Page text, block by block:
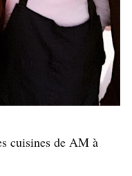
cuisines de AM à